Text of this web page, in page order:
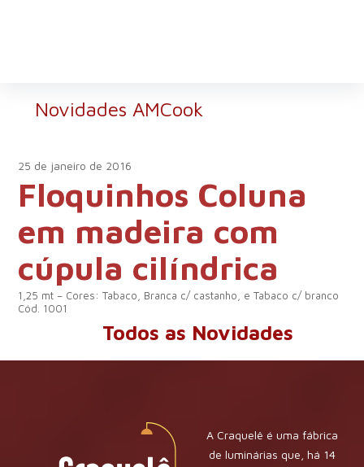
Novidades AMCook
25 de janeiro de 2016
Floquinhos Coluna
em madeira com
cúpula cilíndrica
1,25 mt – Cores: Tabaco, Branca c/ castanho, e Tabaco c/ branco
Cód. 1001
Todos as Novidades
A Craquelê é uma fábrica
de luminárias que, há 14